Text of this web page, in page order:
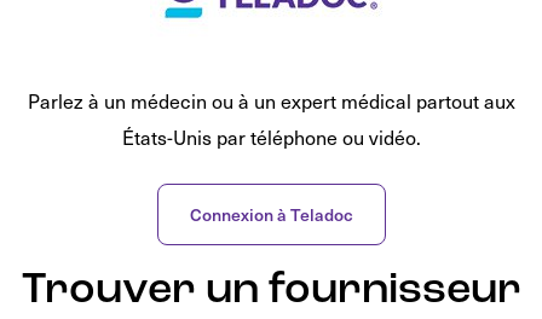
Parlez à un médecin ou à un expert médical partout aux
États-Unis par téléphone ou vidéo.
Connexion à Teladoc
Trouver un fournisseur